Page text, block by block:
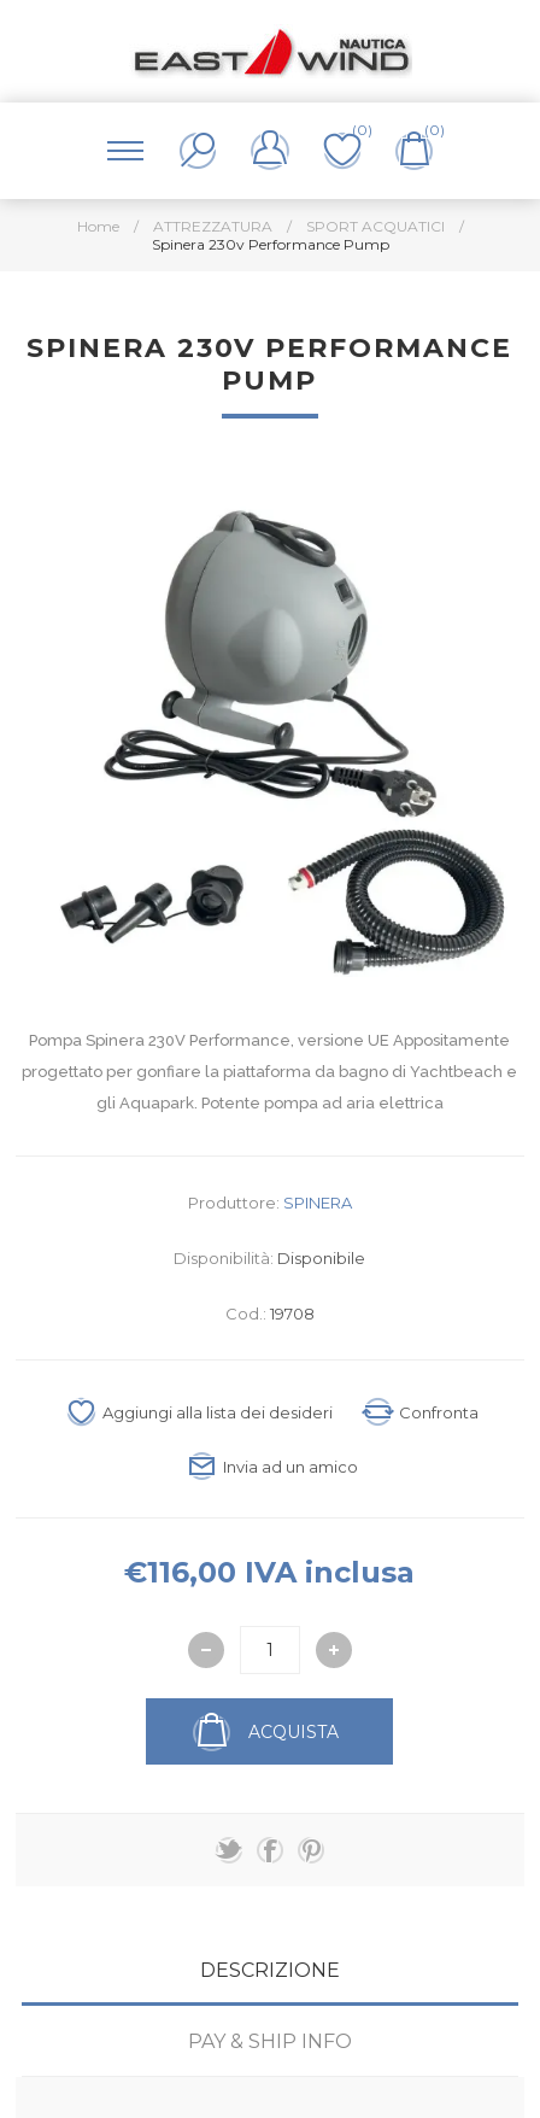
(0) (0)
Home / ATTREZZATURA / SPORT ACQUATICI
/
Spinera 230v Performance Pump
SPINERA 230V PERFORMANCE
PUMP
Pompa Spinera 230V Performance, versione UE Appositamente
progettato per gonfiare la piattaforma da bagno di Yachtbeach e
gli Aquapark. Potente pompa ad aria elettrica
Produttore: SPINERA
Disponibilità: Disponibile
Cod.: 19708
Aggiungi alla lista dei desideri Confronta
Invia ad un amico
€116,00 IVA inclusa
ACQUISTA
DESCRIZIONE
PAY & SHIP INFO